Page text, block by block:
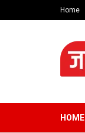
Home
HOME